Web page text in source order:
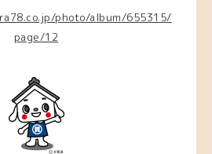
photo/album/655315/
page/12